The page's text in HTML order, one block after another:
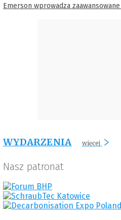
Emerson wprowadza
WYDARZENIA więcej
Nasz patronat